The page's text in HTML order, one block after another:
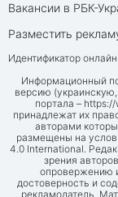
Вакансии в РБК-
Разместить
Идентификатор
Информационный
версию
портала – https://
принадлежат их
авторами
размещены на
4.0 International.
зрения
опровержению
достоверность и
рекламодатель.